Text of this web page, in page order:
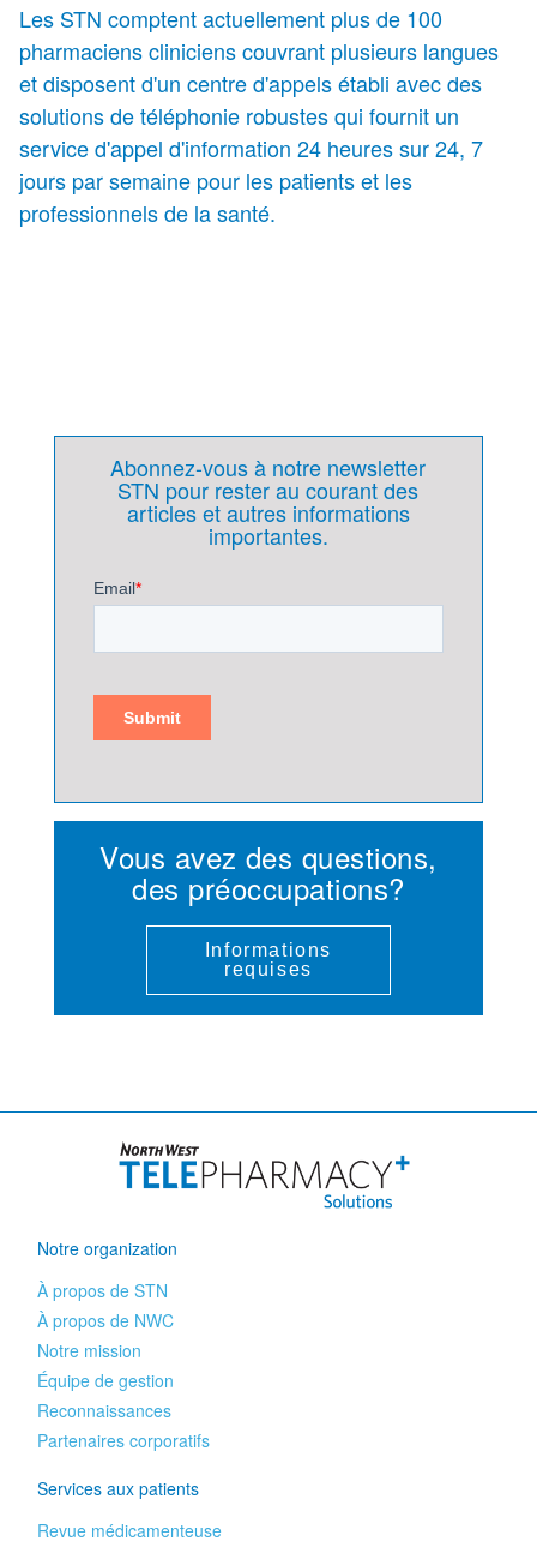
Les STN comptent actuellement plus de 100
pharmaciens cliniciens couvrant plusieurs langues
et disposent d'un centre d'appels établi avec des
solutions de téléphonie robustes qui fournit un
service d'appel d'information 24 heures sur 24, 7
jours par semaine pour les patients et les
professionnels de la santé.
Vous avez des questions,
des préoccupations?
Informations
requises
Abonnez-vous à notre newsletter
STN pour rester au courant des
articles et autres informations
importantes.
Notre organization
À propos de STN
À propos de NWC
Notre mission
Équipe de gestion
Reconnaissances
Partenaires corporatifs
Services aux patients
Revue médicamenteuse